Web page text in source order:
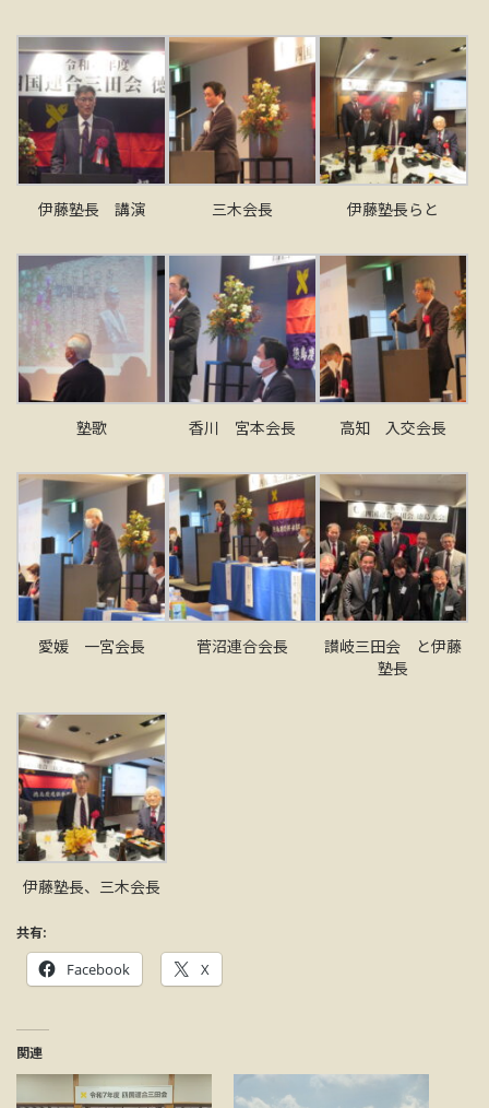
伊藤塾長 講演 三木会長 伊藤塾長らと
塾歌 香川 宮本会長 高知 入交会長
愛媛 一宮会長 菅沼連合会長
讃岐三田会 と伊藤
塾長
伊藤塾長、三木会長
共有:
Facebook X
関連